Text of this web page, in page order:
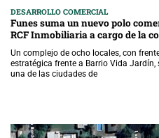
DESARROLLO COMERCIAL
Funes suma un nuevo polo
RCF Inmobiliaria a cargo de la
Un complejo de ocho locales, con
estratégica frente a Barrio Vida
una de las ciudades de